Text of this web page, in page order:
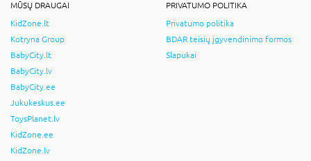
MŪSŲ DRAUGAI
KidZone.lt
Kotryna Group
BabyCity.lt
BabyCity.lv
BabyCity.ee
Jukukeskus.ee
ToysPlanet.lv
KidZone.ee
KidZone.lv
PRIVATUMO POLITIKA
Privatumo politika
BDAR teisių įgyvendinimo formos
Slapukai